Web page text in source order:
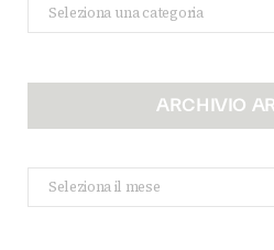
Categorie
ARCHIVIO
Archivio
Articoli